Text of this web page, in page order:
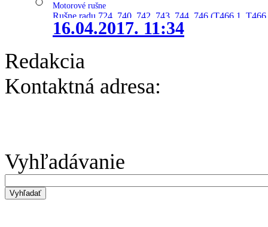
Motorové rušne
Rušne radu 724, 740, 742, 743, 744, 746 (T466.1,
16.04.2017. 11:34
Redakcia
Kontaktná adresa:
Vyhľadávanie